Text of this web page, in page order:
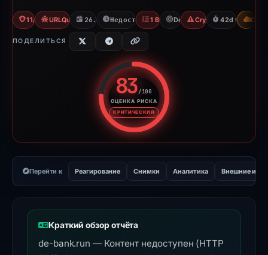
11/93 VTURLQuery: 1 threat alerts
26.02.2026Недоступно с 09.04.2026
1 BlocklistDebankCrypto Scam
42d to CDN
ПОДЕЛИТЬСЯ
83/100
ОЦЕНКА РИСКА
КРИТИЧЕСКИЙ
Оценка риска: 83 из 100.
Перейти к Реагирование Снимки Аналитика Внешние
Краткий обзор отчёта
de-bank.run — Контент недоступен (HTTP